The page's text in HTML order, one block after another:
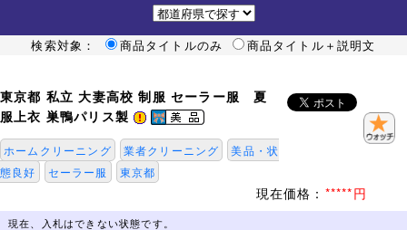
検索対象： 商品タイトルのみ 商品タイトル＋説明文
東京都 私立 大妻高校 制服 セーラー服 夏
服上衣 巣鴨パリス製
ホームクリーニング 業者クリーニング
美品・状
態良好
セーラー服 東京都
現在価格： *****円
現在、入札はできない状態です。